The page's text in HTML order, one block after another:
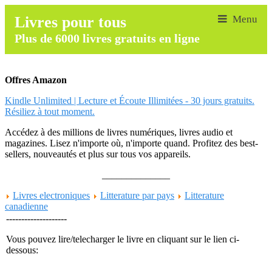
Livres pour tous
Plus de 6000 livres gratuits en ligne
Offres Amazon
Kindle Unlimited | Lecture et Écoute Illimitées - 30 jours gratuits.
Résiliez à tout moment.
Accédez à des millions de livres numériques, livres audio et
magazines. Lisez n'importe où, n'importe quand. Profitez des best-
sellers, nouveautés et plus sur tous vos appareils.
Livres electroniques
Litterature par pays
Litterature
canadienne
--------------------
Vous pouvez lire/telecharger le livre en cliquant sur le lien ci-
dessous: